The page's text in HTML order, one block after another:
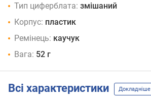
Тип циферблата: змішаний
Корпус: пластик
Ремінець: каучук
Вага: 52 г
Всі характеристики Докладніше